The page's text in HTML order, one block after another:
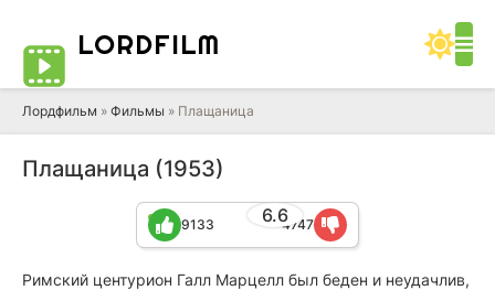
LORDFILM
Лордфильм » Фильмы » Плащаница
Плащаница (1953)
6.6
9133 4747
Римский центурион Галл Марцелл был беден и неудачлив,